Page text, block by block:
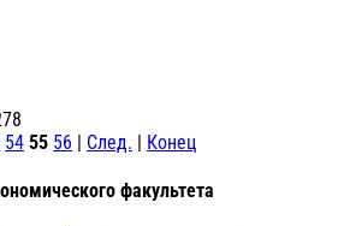
54 55 56 | След. | Конец
факультета